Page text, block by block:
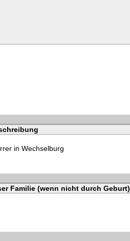
in Wechselburg
Familie (wenn nicht durch Geburt)